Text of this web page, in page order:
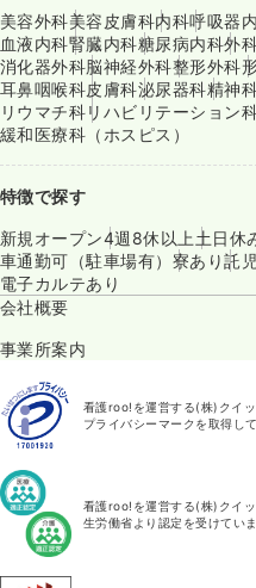
美容外科美容皮膚科内科呼吸器
血液内科腎臓内科糖尿病内科外
消化器外科脳神経外科整形外科
耳鼻咽喉科皮膚科泌尿器科精神
リウマチ科リハビリテーション
緩和医療科（ホスピス）
特徴で探す
新規オープン4週8休以上 土日休
車通勤可（駐車場有） 寮あり託
電子カルテあり
会社概要
事業所案内
看護roo!を運営する(株)クイ
プライバシーマークを取得して
看護roo!を運営する(株)クイ
生労働省より認定を受けていま